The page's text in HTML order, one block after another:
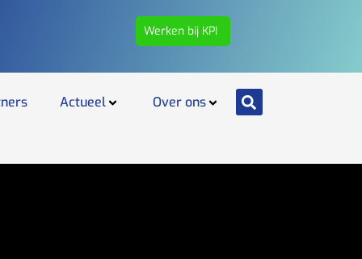
Werken bij KPI
Actueel Over ons